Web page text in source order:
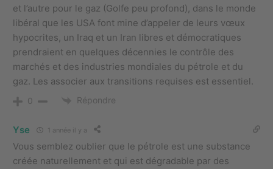
et l’autre pour le gaz (Golfe peu profond), dans le monde
libéral que les USA font mine d’appeler de leurs vœux
hypocrites, un Iraq et un Iran libres et démocratiques
prendraient en quelques décennies le contrôle des
marchés et des industries mondiales du pétrole et du
gaz. Les associer aux transitions requises est essentiel.
0 Répondre
Yse 1 année il y a
Vous semblez oublier que le pétrole est une substance
créée naturellement et qui est dégradable par des